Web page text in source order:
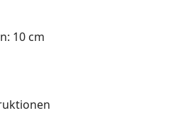
10 cm